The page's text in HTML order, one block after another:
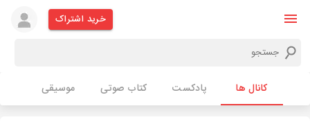
خرید اشتراک
کانال ها پادکست کتاب صوتی موسیقی